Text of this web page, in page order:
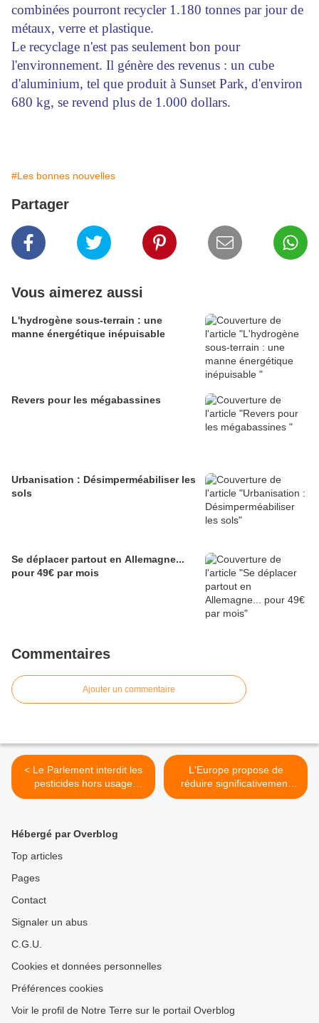
combinées pourront recycler 1.180 tonnes par jour de
métaux, verre et plastique.
Le recyclage n'est pas seulement bon pour
l'environnement. Il génère des revenus : un cube
d'aluminium, tel que produit à Sunset Park, d'environ
680 kg, se revend plus de 1.000 dollars.
#Les bonnes nouvelles
Partager
Vous aimerez aussi
L'hydrogène sous-terrain : une
manne énergétique inépuisable
Revers pour les mégabassines
Urbanisation : Désimperméabiliser les
sols
Se déplacer partout en Allemagne...
pour 49€ par mois
Commentaires
Ajouter un commentaire
< Le Parlement interdit les
pesticides hors usage
agricole à l'horizon 2020-
L'Europe propose de
réduire significativement
ses émissions de CO2 >
Hébergé par Overblog
Top articles
Pages
Contact
Signaler un abus
C.G.U.
Cookies et données personnelles
Préférences cookies
Voir le profil de Notre Terre sur le portail Overblog